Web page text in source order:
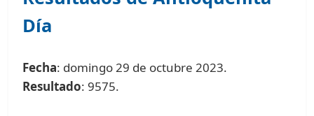
Día
Fecha: domingo 29 de octubre 2023.
Resultado: 9575.